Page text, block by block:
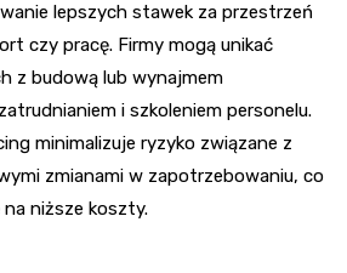
lepszych stawek za przestrzeń
czy pracę. Firmy mogą unikać
z budową lub wynajmem
i szkoleniem personelu.
minimalizuje ryzyko związane z
zmianami w zapotrzebowaniu, co
na niższe koszty.